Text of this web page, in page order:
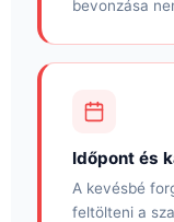
bevonzása
Időpont és
A kevésbé
feltölteni a